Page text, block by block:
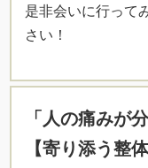
是非会いに行って
さい！
「人の痛みが
【寄り添う整